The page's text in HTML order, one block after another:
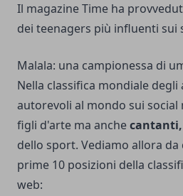
Il magazine Time ha
dei teenagers più influenti sui
Malala: una campionessa di
Nella classifica mondiale degli
autorevoli al mondo sui
figli d'arte ma anchecantanti,
dello sport. Vediamo allora
prime 10 posizioni della
web: